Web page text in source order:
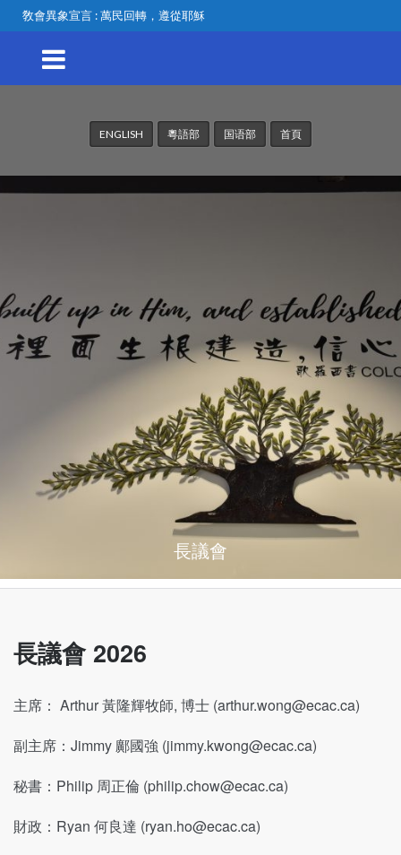
敎會異象宣言 : 萬民回轉，遵從耶穌
ENGLISH 粵語部 国语部 首頁
長議會
長議會 2026
主席： Arthur 黃隆輝牧師, 博士 (arthur.wong@ecac.ca)
副主席：Jimmy 鄺國強 (jimmy.kwong@ecac.ca)
秘書：Philip 周正倫 (philip.chow@ecac.ca)
財政：Ryan 何良達 (ryan.ho@ecac.ca)